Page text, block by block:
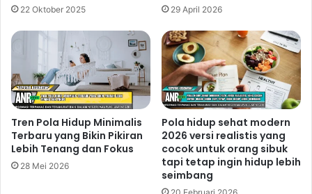
22 Oktober 2025 29 April 2026
Tren Pola Hidup Minimalis
Terbaru yang Bikin Pikiran
Lebih Tenang dan Fokus
28 Mei 2026
Pola hidup sehat modern
2026 versi realistis yang
cocok untuk orang sibuk
tapi tetap ingin hidup lebih
seimbang